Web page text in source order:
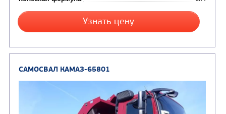
Направление разгрузки
Кредит/Лизинг